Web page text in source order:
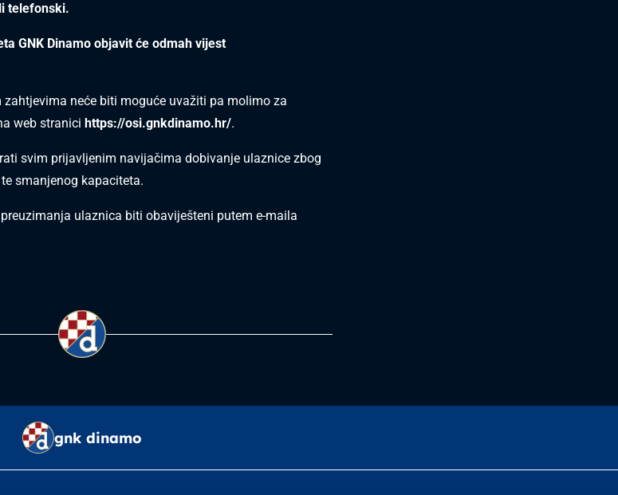
telefonski.
GNK Dinamo objavit će odmah vijest
neće biti moguće uvažiti pa molimo za
web stranici https://osi.gnkdinamo.hr/.
svim prijavljenim navijačima dobivanje ulaznice zbog
smanjenog kapaciteta.
ulaznica biti obaviješteni putem e-maila
gnk dinamo